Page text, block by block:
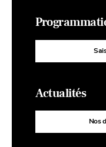
Actualités
Nos